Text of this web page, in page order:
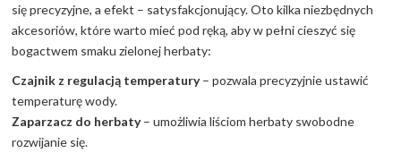
się precyzyjne, a efekt – satysfakcjonujący. Oto kilka niezbędnych
akcesoriów, które warto mieć pod ręką, aby w pełni cieszyć się
bogactwem smaku zielonej herbaty:
Czajnik z regulacją temperatury– pozwala precyzyjnie ustawić
temperaturę wody.
Zaparzacz do herbaty– umożliwia liściom herbaty swobodne
rozwijanie się.